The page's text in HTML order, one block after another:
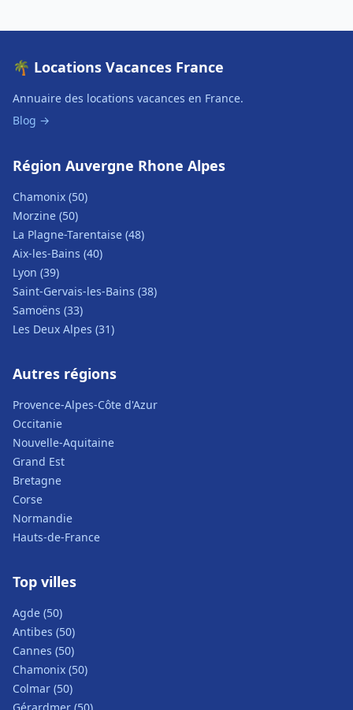
🌴 Locations Vacances France
Annuaire des locations vacances en France.
Blog →
Région Auvergne Rhone Alpes
Chamonix (50)
Morzine (50)
La Plagne-Tarentaise (48)
Aix-les-Bains (40)
Lyon (39)
Saint-Gervais-les-Bains (38)
Samoëns (33)
Les Deux Alpes (31)
Autres régions
Provence-Alpes-Côte d'Azur
Occitanie
Nouvelle-Aquitaine
Grand Est
Bretagne
Corse
Normandie
Hauts-de-France
Top villes
Agde (50)
Antibes (50)
Cannes (50)
Chamonix (50)
Colmar (50)